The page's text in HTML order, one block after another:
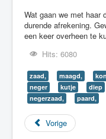
Wat gaan we met haar
durende afrekening.
een keer overheen te
Hits: 6080
zaad, maagd,
neger
kutje diep
negerzaad,
paard,
Vorige